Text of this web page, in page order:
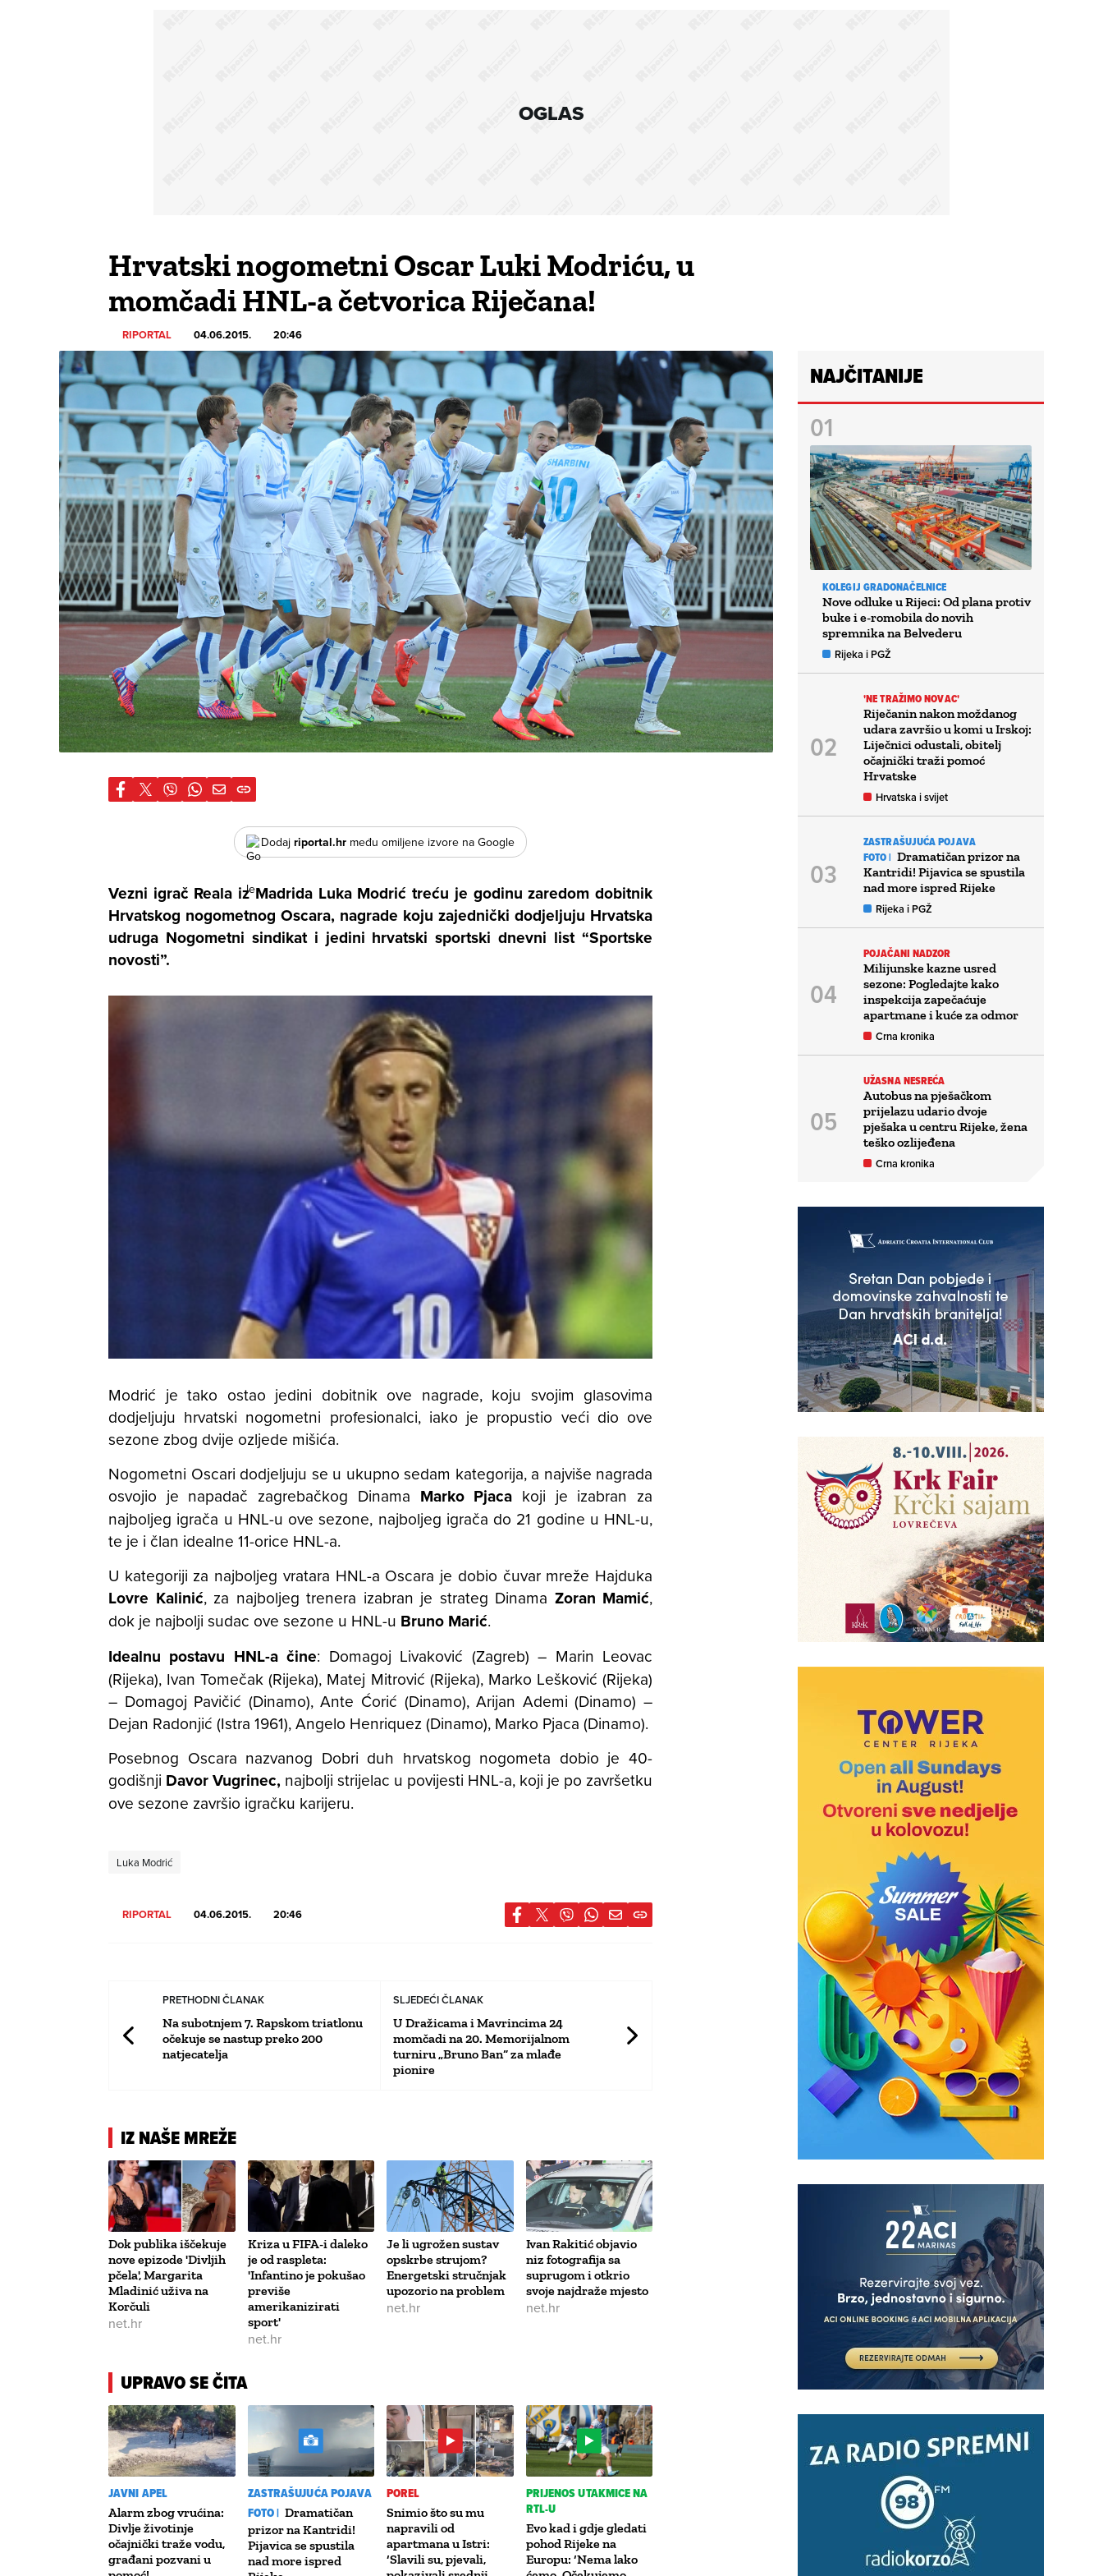
OGLAS
Hrvatski nogometni Oscar Luki Modriću, u
momčadi HNL-a četvorica Riječana!
RIPORTAL 04.06.2015. 20:46
Dodaj riportal.hr među omiljene izvore na Google
Vezni igrač Reala iz Madrida Luka Modrić treću je godinu zaredom dobitnik
Hrvatskog nogometnog Oscara, nagrade koju zajednički dodjeljuju Hrvatska
udruga Nogometni sindikat i jedini hrvatski sportski dnevni list “Sportske
novosti”.
Modrić je tako ostao jedini dobitnik ove nagrade, koju svojim glasovima
dodjeljuju hrvatski nogometni profesionalci, iako je propustio veći dio ove
sezone zbog dvije ozljede mišića.
Nogometni Oscari dodjeljuju se u ukupno sedam kategorija, a najviše nagrada
osvojio je napadač zagrebačkog Dinama Marko Pjaca koji je izabran za
najboljeg igrača u HNL-u ove sezone, najboljeg igrača do 21 godine u HNL-u,
te je i član idealne 11-orice HNL-a.
U kategoriji za najboljeg vratara HNL-a Oscara je dobio čuvar mreže Hajduka
Lovre Kalinić, za najboljeg trenera izabran je strateg Dinama Zoran Mamić,
dok je najbolji sudac ove sezone u HNL-u Bruno Marić.
Idealnu postavu HNL-a čine: Domagoj Livaković (Zagreb) – Marin Leovac
(Rijeka), Ivan Tomečak (Rijeka), Matej Mitrović (Rijeka), Marko Lešković (Rijeka)
– Domagoj Pavičić (Dinamo), Ante Ćorić (Dinamo), Arijan Ademi (Dinamo) –
Dejan Radonjić (Istra 1961), Angelo Henriquez (Dinamo), Marko Pjaca (Dinamo).
Posebnog Oscara nazvanog Dobri duh hrvatskog nogometa dobio je 40-
godišnji Davor Vugrinec, najbolji strijelac u povijesti HNL-a, koji je po završetku
ove sezone završio igračku karijeru.
Luka Modrić
RIPORTAL 04.06.2015. 20:46
PRETHODNI ČLANAK
Na subotnjem 7. Rapskom triatlonu
očekuje se nastup preko 200
natjecatelja
SLJEDEĆI ČLANAK
U Dražicama i Mavrincima 24
momčadi na 20. Memorijalnom
turniru „Bruno Ban“ za mlađe
pionire
IZ NAŠE MREŽE
Dok publika iščekuje
nove epizode 'Divljih
pčela', Margarita
Mladinić uživa na
Korčuli
net.hr
Kriza u FIFA-i daleko
je od raspleta:
'Infantino je pokušao
previše
amerikanizirati
sport'
net.hr
Je li ugrožen sustav
opskrbe strujom?
Energetski stručnjak
upozorio na problem
net.hr
Ivan Rakitić objavio
niz fotografija sa
suprugom i otkrio
svoje najdraže mjesto
net.hr
UPRAVO SE ČITA
JAVNI APEL
Alarm zbog vrućina:
Divlje životinje
očajnički traže vodu,
građani pozvani u
ZASTRAŠUJUĆA POJAVA
FOTO | Dramatičan
prizor na Kantridi!
Pijavica se spustila
nad more ispred
POREL
Snimio što su mu
napravili od
apartmana u Istri:
‘Slavili su, pjevali,
PRIJENOS UTAKMICE NA
RTL-U
Evo kad i gdje gledati
pohod Rijeke na
Europu: ‘Nema lako
NAJČITANIJE
KOLEGIJ GRADONAČELNICE
Nove odluke u Rijeci: Od plana protiv
buke i e-romobila do novih
spremnika na Belvederu
Rijeka i PGŽ
'NE TRAŽIMO NOVAC'
Riječanin nakon moždanog
udara završio u komi u Irskoj:
Liječnici odustali, obitelj
očajnički traži pomoć
Hrvatske
Hrvatska i svijet
ZASTRAŠUJUĆA POJAVA
FOTO | Dramatičan prizor na
Kantridi! Pijavica se spustila
nad more ispred Rijeke
Rijeka i PGŽ
POJAČANI NADZOR
Milijunske kazne usred
sezone: Pogledajte kako
inspekcija zapečaćuje
apartmane i kuće za odmor
Crna kronika
UŽASNA NESREĆA
Autobus na pješačkom
prijelazu udario dvoje
pješaka u centru Rijeke, žena
teško ozlijeđena
Crna kronika